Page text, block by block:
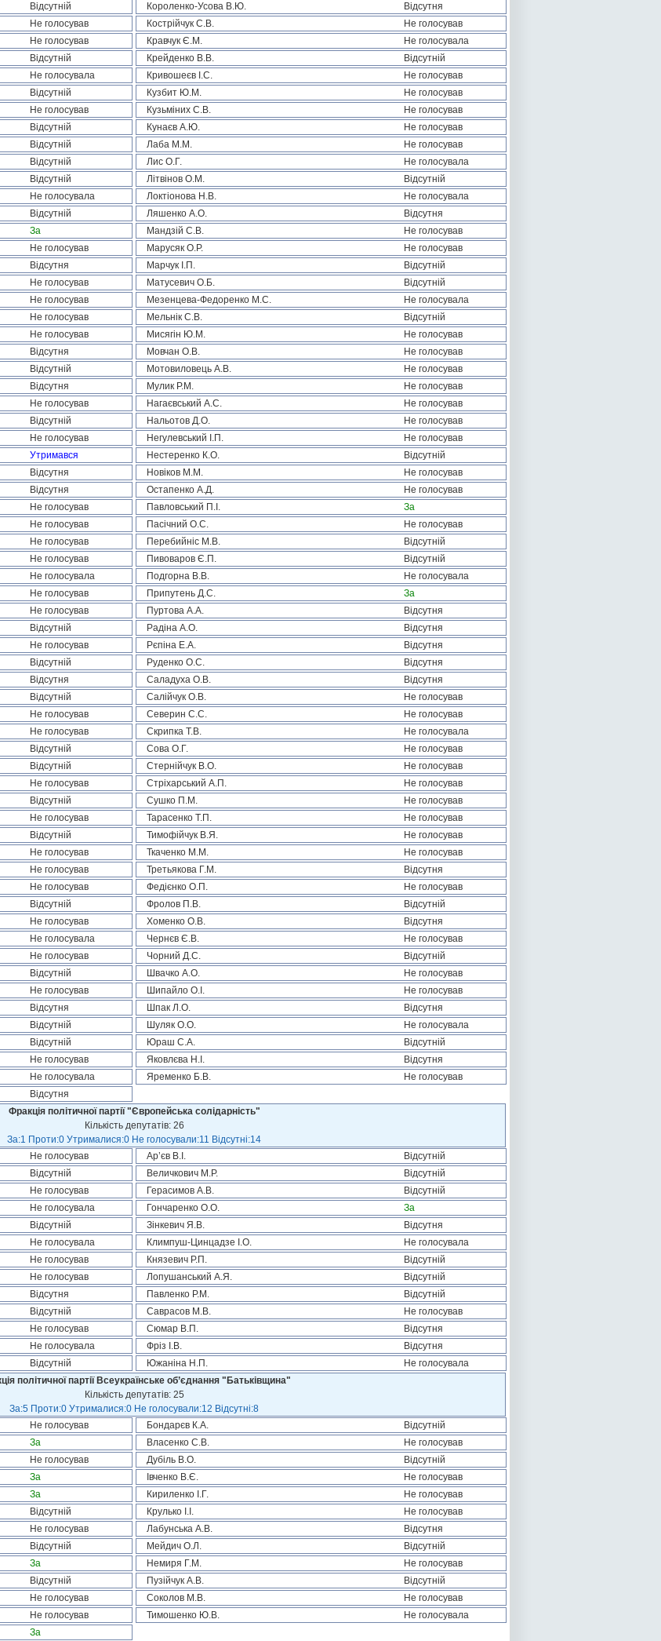
Відсутній Короленко-Усова В.Ю.
Відсутня
Не голосував Кострійчук С.В.
Не голосував
Не голосував Кравчук Є.М.
Не голосувала
Відсутній Крейденко В.В.
Відсутній
Не голосувала Кривошеєв І.С.
Не голосував
Відсутній Кузбит Ю.М.
Не голосував
Не голосував Кузьміних С.В.
Не голосував
Відсутній Кунаєв А.Ю.
Не голосував
Відсутній Лаба М.М.
Не голосував
Відсутній Лис О.Г.
Не голосувала
Відсутній Літвінов О.М.
Відсутній
Не голосувала Локтіонова Н.В.
Не голосувала
Відсутній Ляшенко А.О.
Відсутня
За Мандзій С.В.
Не голосував
Не голосував Марусяк О.Р.
Не голосував
Відсутня Марчук І.П.
Відсутній
Не голосував Матусевич О.Б.
Відсутній
Не голосував Мезенцева-Федоренко М.С.
Не голосувала
Не голосував Мельнік С.В.
Відсутній
Не голосував Мисягін Ю.М.
Не голосував
Відсутня Мовчан О.В.
Не голосував
Відсутній Мотовиловець А.В.
Не голосував
Відсутня Мулик Р.М.
Не голосував
Не голосував Нагаєвський А.С.
Не голосував
Відсутній Нальотов Д.О.
Не голосував
Не голосував Негулевський І.П.
Не голосував
Утримався Нестеренко К.О.
Відсутній
Відсутня Новіков М.М.
Не голосував
Відсутня Остапенко А.Д.
Не голосував
Не голосував Павловський П.І.
За
Не голосував Пасічний О.С.
Не голосував
Не голосував Перебийніс М.В.
Відсутній
Не голосував Пивоваров Є.П.
Відсутній
Не голосувала Подгорна В.В.
Не голосувала
Не голосував Припутень Д.С.
За
Не голосував Пуртова А.А.
Відсутня
Відсутній Радіна А.О.
Відсутня
Не голосував Рєпіна Е.А.
Відсутня
Відсутній Руденко О.С.
Відсутня
Відсутня Саладуха О.В.
Відсутня
Відсутній Салійчук О.В.
Не голосував
Не голосував Северин С.С.
Не голосував
Не голосував Скрипка Т.В.
Не голосувала
Відсутній Сова О.Г.
Не голосував
Відсутній Стернійчук В.О.
Не голосував
Не голосував Стріхарський А.П.
Не голосував
Відсутній Сушко П.М.
Не голосував
Не голосував Тарасенко Т.П.
Не голосував
Відсутній Тимофійчук В.Я.
Не голосував
Не голосував Ткаченко М.М.
Не голосував
Не голосував Третьякова Г.М.
Відсутня
Не голосував Федієнко О.П.
Не голосував
Відсутній Фролов П.В.
Відсутній
Не голосував Хоменко О.В.
Відсутня
Не голосувала Чернєв Є.В.
Не голосував
Не голосував Чорний Д.С.
Відсутній
Відсутній Швачко А.О.
Не голосував
Не голосував Шипайло О.І.
Не голосував
Відсутня Шпак Л.О.
Відсутня
Відсутній Шуляк О.О.
Не голосувала
Відсутній Юраш С.А.
Відсутній
Не голосував Яковлєва Н.І.
Відсутня
Не голосувала Яременко Б.В.
Не голосував
Відсутня
Фракція політичної партії "Європейська солідарність"
Кількість депутатів: 26
За:1 Проти:0 Утрималися:0 Не голосували:11 Відсутні:14
Не голосував Ар’єв В.І.
Відсутній
Відсутній Величкович М.Р.
Відсутній
Не голосував Герасимов А.В.
Відсутній
Не голосувала Гончаренко О.О.
За
Відсутній Зінкевич Я.В.
Відсутня
Не голосувала Климпуш-Цинцадзе І.О.
Не голосувала
Не голосував Князевич Р.П.
Відсутній
Не голосував Лопушанський А.Я.
Відсутній
Відсутня Павленко Р.М.
Відсутній
Відсутній Саврасов М.В.
Не голосував
Не голосував Сюмар В.П.
Відсутня
Не голосувала Фріз І.В.
Відсутня
Відсутній Южаніна Н.П.
Не голосувала
політичної партії Всеукраїнське об’єднання "Батьківщина"
Кількість депутатів: 25
За:5 Проти:0 Утрималися:0 Не голосували:12 Відсутні:8
Не голосував Бондарєв К.А.
Відсутній
За Власенко С.В.
Не голосував
Не голосував Дубіль В.О.
Відсутній
За Івченко В.Є.
Не голосував
За Кириленко І.Г.
Не голосував
Відсутній Крулько І.І.
Не голосував
Не голосував Лабунська А.В.
Відсутня
Відсутній Мейдич О.Л.
Відсутній
За Немиря Г.М.
Не голосував
Відсутній Пузійчук А.В.
Відсутній
Не голосував Соколов М.В.
Не голосував
Не голосував Тимошенко Ю.В.
Не голосувала
За